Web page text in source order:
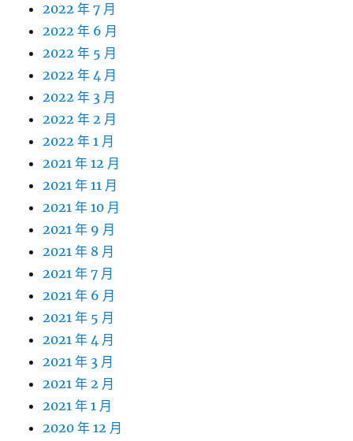
2022 年 7 月
2022 年 6 月
2022 年 5 月
2022 年 4 月
2022 年 3 月
2022 年 2 月
2022 年 1 月
2021 年 12 月
2021 年 11 月
2021 年 10 月
2021 年 9 月
2021 年 8 月
2021 年 7 月
2021 年 6 月
2021 年 5 月
2021 年 4 月
2021 年 3 月
2021 年 2 月
2021 年 1 月
2020 年 12 月